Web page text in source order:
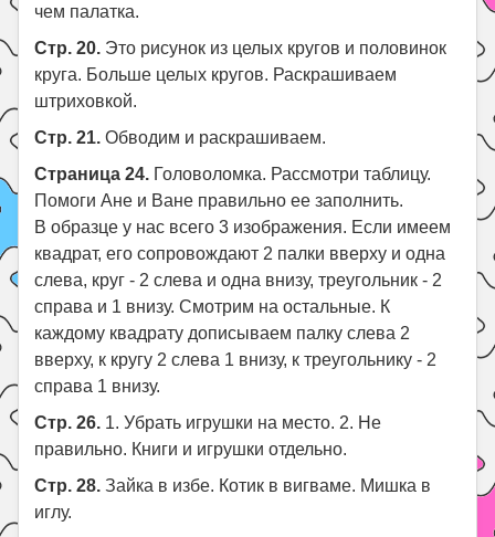
чем палатка.
Стр. 20. Это рисунок из целых кругов и половинок
круга. Больше целых кругов. Раскрашиваем
штриховкой.
Стр. 21. Обводим и раскрашиваем.
Страница 24. Головоломка. Рассмотри таблицу.
Помоги Ане и Ване правильно ее заполнить.
В образце у нас всего 3 изображения. Если имеем
квадрат, его сопровождают 2 палки вверху и одна
слева, круг - 2 слева и одна внизу, треугольник - 2
справа и 1 внизу. Смотрим на остальные. К
каждому квадрату дописываем палку слева 2
вверху, к кругу 2 слева 1 внизу, к треугольнику - 2
справа 1 внизу.
Стр. 26. 1. Убрать игрушки на место. 2. Не
правильно. Книги и игрушки отдельно.
Стр. 28. Зайка в избе. Котик в вигваме. Мишка в
иглу.